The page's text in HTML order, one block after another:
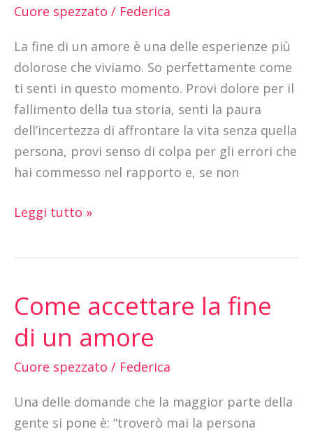
Cuore spezzato / Federica
La fine di un amore è una delle esperienze più
dolorose che viviamo. So perfettamente come
ti senti in questo momento. Provi dolore per il
fallimento della tua storia, senti la paura
dell’incertezza di affrontare la vita senza quella
persona, provi senso di colpa per gli errori che
hai commesso nel rapporto e, se non
fare
e
quali
errori
evitare
Leggi tutto »
Come accettare la fine
di un amore
Cuore spezzato / Federica
Una delle domande che la maggior parte della
gente si pone è: “troverò mai la persona
Come
la
fine
un
amore